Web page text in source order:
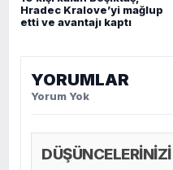
Hradec Kralove’yi mağlup
etti ve avantajı kaptı
YORUMLAR
Yorum Yok